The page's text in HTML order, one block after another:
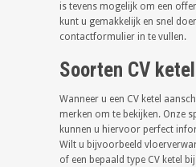
is tevens mogelijk om een
kunt u gemakkelijk en snel
contactformulier in te vullen.
Soorten CV ketel
Wanneer u een CV ketel
merken om te bekijken. Onze
kunnen u hiervoor perfect
Wilt u bijvoorbeeld
of een bepaald type CV ketel